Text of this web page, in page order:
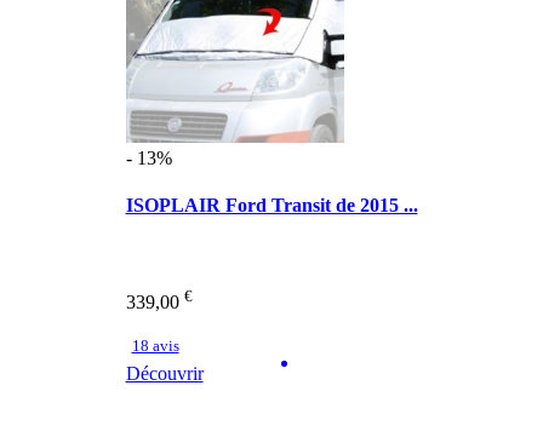
- 13%
ISOPLAIR Ford Transit de 2015 ...
339,00 €
18 avis
Découvrir